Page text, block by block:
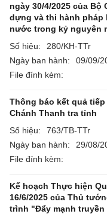
ngày 30/4/2025 của
dựng và thi hành pháp
nước trong kỷ nguyên
Số hiệu:
280/KH-TTr
Ngày ban hành:
09/09/
File đính kèm:
Thông báo kết quả
Chánh Thanh tra tỉnh
Số hiệu:
763/TB-TTr
Ngày ban hành:
29/08/
File đính kèm:
Kế hoạch Thực hiện
16/6/2025 của Thủ
trình "Đẩy mạnh